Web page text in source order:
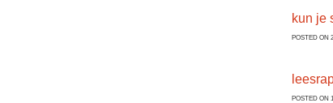
kun je
POSTED ON
POSTED ON